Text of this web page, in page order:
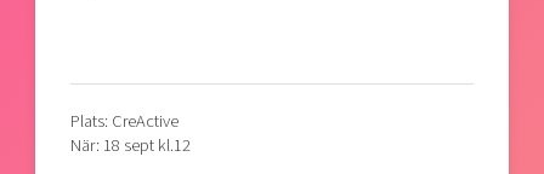
Plats: CreActive
När: 18 sept kl.12